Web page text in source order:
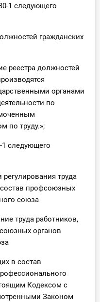
1 следующего
гражданских
реестра должностей
органами
по
по труду.»;
1 следующего
регулирования труда
профсоюзных
союза
труда работников,
органов
в состав
Кодексом с
Законом